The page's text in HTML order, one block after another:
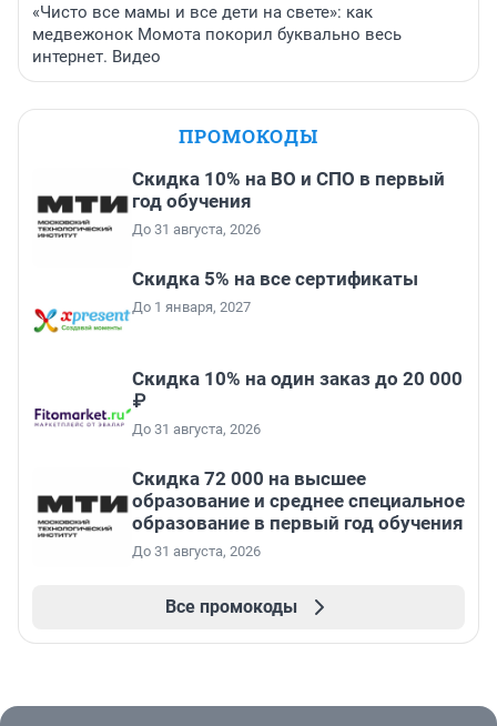
«Чисто все мамы и все дети на свете»: как
медвежонок Момота покорил буквально весь
интернет. Видео
ПРОМОКОДЫ
Скидка 10% на ВО и СПО в первый
год обучения
До 31 августа, 2026
Скидка 5% на все сертификаты
До 1 января, 2027
Скидка 10% на один заказ до 20 000
₽
До 31 августа, 2026
Скидка 72 000 на высшее
образование и среднее специальное
образование в первый год обучения
До 31 августа, 2026
Все промокоды